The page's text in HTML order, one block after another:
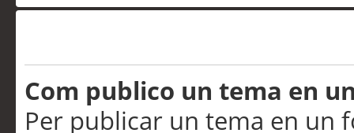
Com publico un tema en
Per publicar un tema en un